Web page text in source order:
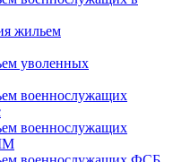
жильем
уволенных
военнослужащих
военнослужащих